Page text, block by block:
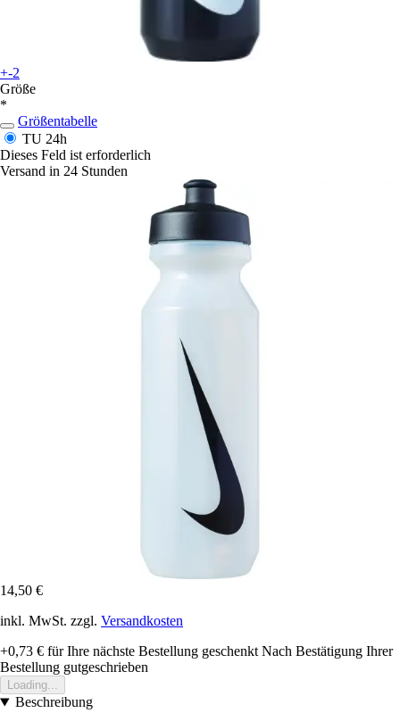
+-2
Größe
*
Größentabelle
TU 24h
Dieses Feld ist erforderlich
Versand in 24 Stunden
14,50 €
inkl. MwSt. zzgl. Versandkosten
+0,73 € für Ihre nächste Bestellung geschenkt Nach Bestätigung Ihrer
Bestellung gutgeschrieben
Loading...
Beschreibung